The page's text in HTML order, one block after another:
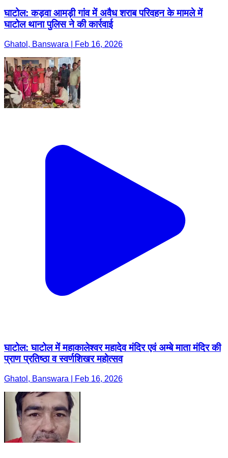
घाटोल: कड़वा आमड़ी गांव में अवैध शराब परिवहन के मामले में
घाटोल थाना पुलिस ने की कार्रवाई
Ghatol, Banswara | Feb 16, 2026
घाटोल: घाटोल में महाकालेश्वर महादेव मंदिर एवं अम्बे माता मंदिर की
प्राण प्रतिष्ठा व स्वर्णशिखर महोत्सव
Ghatol, Banswara | Feb 16, 2026